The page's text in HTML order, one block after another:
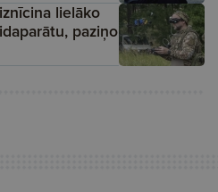
lielāko
paziņo